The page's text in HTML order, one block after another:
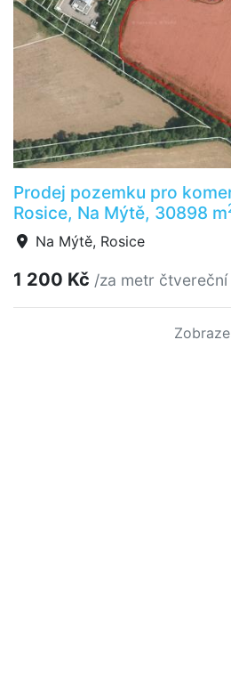
Prodej pozemku pro
Rosice, Na Mýtě, 30898 m
Na Mýtě, Rosice
1 200 Kč /za metr čtvereční